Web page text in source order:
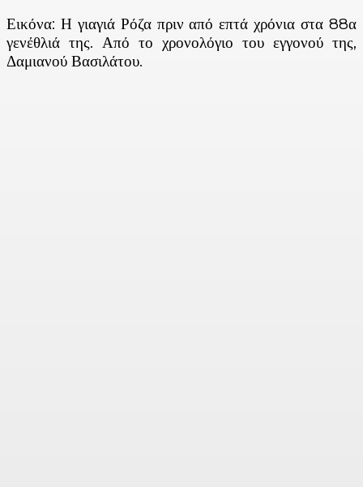
Εικόνα: Η γιαγιά Ρόζα πριν από επτά χρόνια στα 88α
γενέθλιά της. Από το χρονολόγιο του εγγονού της,
Δαμιανού Βασιλάτου.